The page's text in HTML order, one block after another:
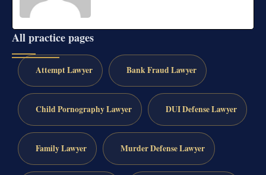
All practice pages
Attempt Lawyer Bank Fraud Lawyer
Child Pornography Lawyer DUI Defense Lawyer
Family Lawyer Murder Defense Lawyer